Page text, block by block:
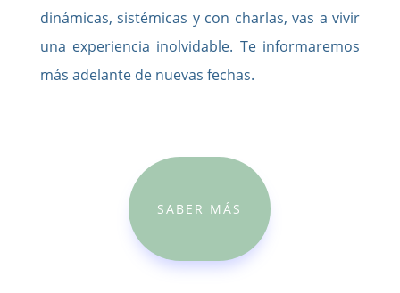
dinámicas, sistémicas y con charlas, vas a vivir
una experiencia inolvidable. Te informaremos
más adelante de nuevas fechas.
SABER MÁS